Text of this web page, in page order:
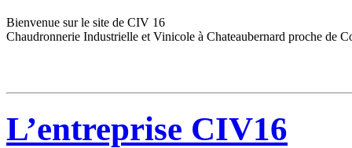
Bienvenue sur le site de CIV 16
Chaudronnerie Industrielle et Vinicole à Chateaubernard proche de
L’entreprise CIV16